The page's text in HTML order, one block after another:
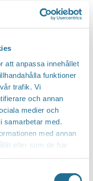
att anpassa innehållet
funktioner
trafik. Vi
och annan
medier och
med.
med annan
eller som de har